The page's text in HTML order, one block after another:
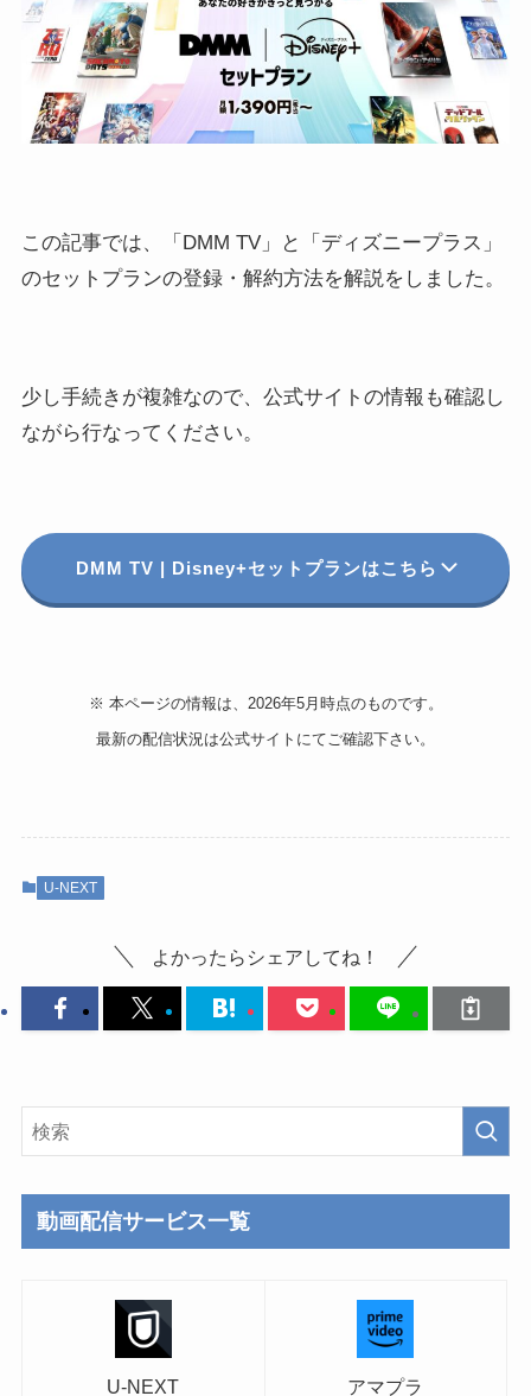
この記事では、「DMM TV」と「ディズニープラス」
のセットプランの登録・解約方法を解説をしました。
少し手続きが複雑なので、公式サイトの情報も確認し
ながら行なってください。
DMM TV | Disney+セットプランはこちら
※ 本ページの情報は、2026年5月時点のものです。
最新の配信状況は公式サイトにてご確認下さい。
U-NEXT
よかったらシェアしてね！
動画配信サービス一覧
U-NEXT アマプラ